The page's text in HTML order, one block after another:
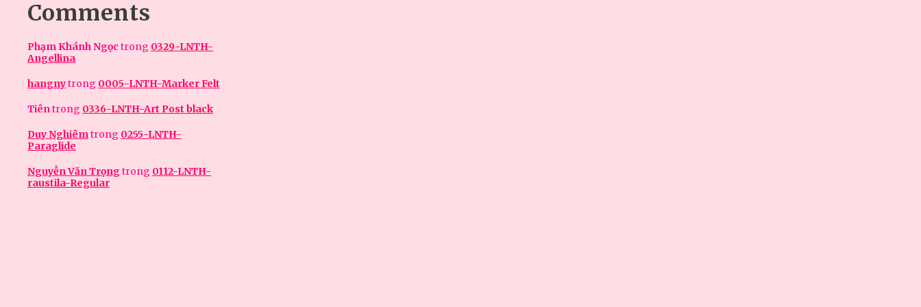
Comments
Phạm Khánh Ngọc trong 0329-LNTH-
Angellina
hangnytrong 0005-LNTH-Marker Felt
Tiêntrong 0336-LNTH-Art Post black
Duy Nghiêmtrong 0255-LNTH-
Paraglide
Nguyễn Văn Trọngtrong 0112-LNTH-
raustila-Regular